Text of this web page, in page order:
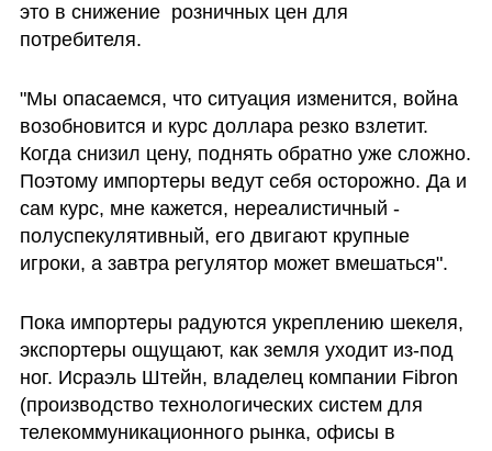
это в снижение  розничных цен для
потребителя.
"Мы опасаемся, что ситуация изменится, война
возобновится и курс доллара резко взлетит.
Когда снизил цену, поднять обратно уже сложно.
Поэтому импортеры ведут себя осторожно. Да и
сам курс, мне кажется, нереалистичный -
полуспекулятивный, его двигают крупные
игроки, а завтра регулятор может вмешаться".
Пока импортеры радуются укреплению шекеля,
экспортеры ощущают, как земля уходит из-под
ног. Исраэль Штейн, владелец компании Fibron
(производство технологических систем для
телекоммуникационного рынка, офисы в